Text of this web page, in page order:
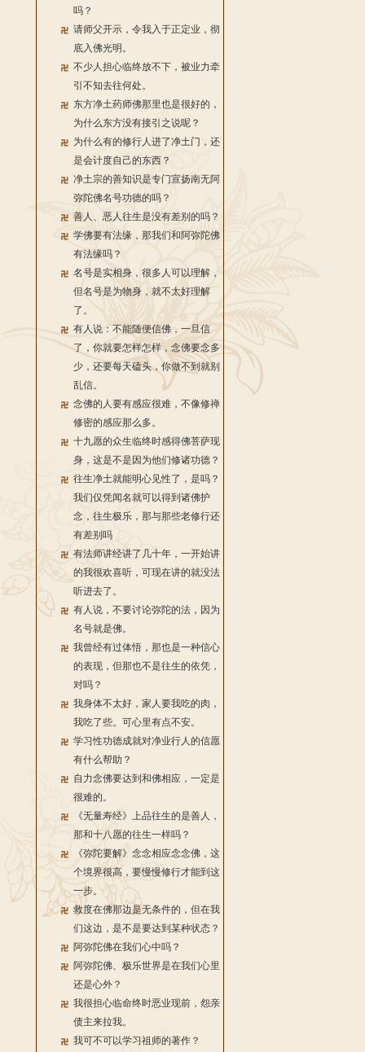
吗？
请师父开示，令我入于正定业，彻
底入佛光明。
不少人担心临终放不下，被业力牵
引不知去往何处。
东方净土药师佛那里也是很好的，
为什么东方没有接引之说呢？
为什么有的修行人进了净土门，还
是会计度自己的东西？
净土宗的善知识是专门宣扬南无阿
弥陀佛名号功德的吗？
善人、恶人往生是没有差别的吗？
学佛要有法缘，那我们和阿弥陀佛
有法缘吗？
名号是实相身，很多人可以理解，
但名号是为物身，就不太好理解
了。
有人说：不能随便信佛，一旦信
了，你就要怎样怎样，念佛要念多
少，还要每天磕头，你做不到就别
乱信。
念佛的人要有感应很难，不像修禅
修密的感应那么多。
十九愿的众生临终时感得佛菩萨现
身，这是不是因为他们修诸功德？
往生净土就能明心见性了，是吗？
我们仅凭闻名就可以得到诸佛护
念，往生极乐，那与那些老修行还
有差别吗
有法师讲经讲了几十年，一开始讲
的我很欢喜听，可现在讲的就没法
听进去了。
有人说，不要讨论弥陀的法，因为
名号就是佛。
我曾经有过体悟，那也是一种信心
的表现，但那也不是往生的依凭，
对吗？
我身体不太好，家人要我吃的肉，
我吃了些。可心里有点不安。
学习性功德成就对净业行人的信愿
有什么帮助？
自力念佛要达到和佛相应，一定是
很难的。
《无量寿经》上品往生的是善人，
那和十八愿的往生一样吗？
《弥陀要解》念念相应念念佛，这
个境界很高，要慢慢修行才能到这
一步。
救度在佛那边是无条件的，但在我
们这边，是不是要达到某种状态？
阿弥陀佛在我们心中吗？
阿弥陀佛、极乐世界是在我们心里
还是心外？
我很担心临命终时恶业现前，怨亲
债主来拉我。
我可不可以学习祖师的著作？